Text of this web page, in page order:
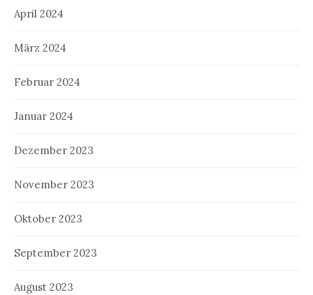
April 2024
März 2024
Februar 2024
Januar 2024
Dezember 2023
November 2023
Oktober 2023
September 2023
August 2023